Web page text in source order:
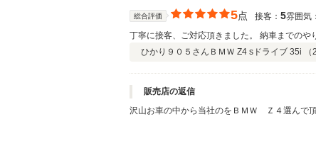
総合評価 5点 接客： 5雰囲気：
丁寧に接客、ご対応頂きました。 納車までのや
ひかり９０５さん ＢＭＷ Z4 sドライブ 35i （
販売店の返信
沢山お車の中から当社のをＢＭＷ Ｚ４選んで